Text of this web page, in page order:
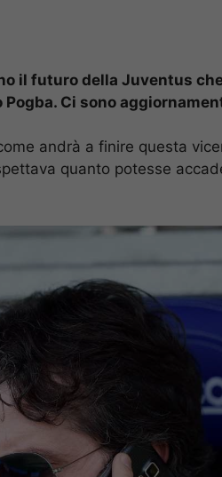
il futuro della Juventus
Ci sono
andrà a finire questa
quanto potesse